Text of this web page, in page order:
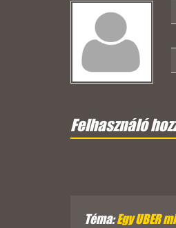
Felhasználó
Téma:Egy UBER